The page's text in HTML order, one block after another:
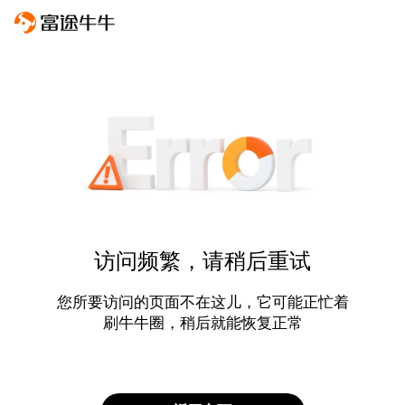
访问频繁，请稍后重试
您所要访问的页面不在这儿，它可能正忙着
刷牛牛圈，稍后就能恢复正常